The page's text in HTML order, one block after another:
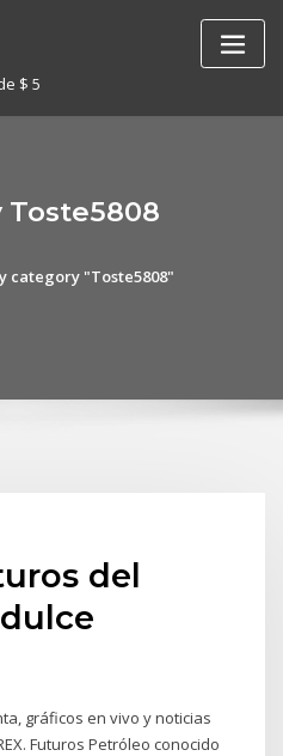
$ 5
Toste5808
category "Toste5808"
del
gráficos en vivo y noticias
Futuros Petróleo conocido